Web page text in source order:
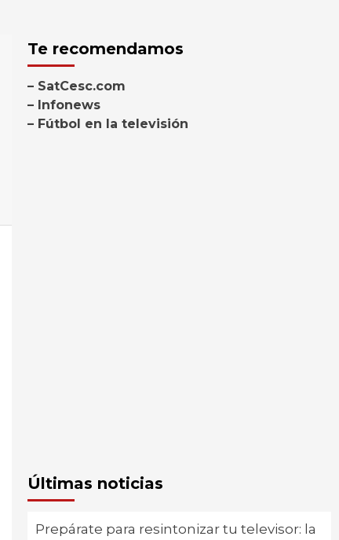
Te recomendamos
– SatCesc.com
– Infonews
– Fútbol en la televisión
Últimas noticias
Prepárate para resintonizar tu televisor: la